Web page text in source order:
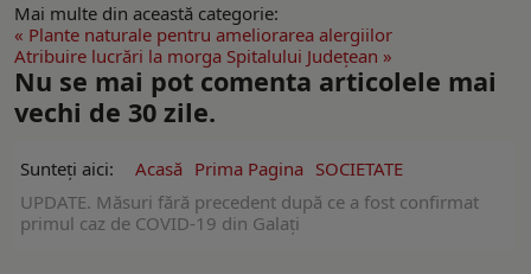
Mai multe din această categorie:
« Plante naturale pentru ameliorarea alergiilor
Atribuire lucrări la morga Spitalului Județean »
Nu se mai pot comenta articolele mai
vechi de 30 zile.
Sunteți aici: Acasă Prima Pagina SOCIETATE
UPDATE. Măsuri fără precedent după ce a fost confirmat
primul caz de COVID-19 din Galați